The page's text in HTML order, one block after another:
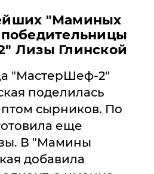
"Маминых
Лизы Глинской
"МастерШеф-2"
поделилась
сырников. По
еще
В "Мамины
добавила